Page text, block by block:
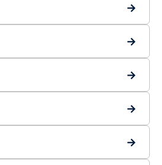
→
→
→
→
→